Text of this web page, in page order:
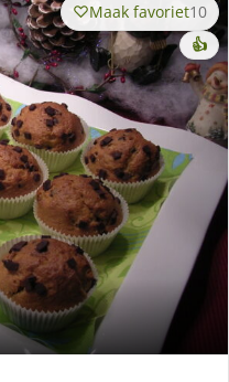
Maak favoriet10
👍